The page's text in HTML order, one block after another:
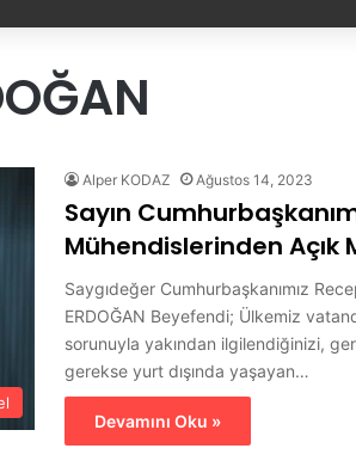
Alper KODAZ Ağustos 14, 2023
Sayın
Mühendislerinden Açık
Saygıdeğer Cumhurbaşkanımız
ERDOĞAN Beyefendi; Ülkemiz
sorunuyla yakından ilgilendiğinizi,
gerekse yurt dışında yaşayan…
Devamını Oku »